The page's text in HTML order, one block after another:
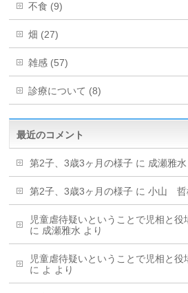
不食 (9)
畑 (27)
雑感 (57)
診療について (8)
最近のコメント
第2子、3歳3ヶ月の様子 に 成瀬雅水
第2子、3歳3ヶ月の様子 に小山 哲
児童虐待疑いということで児相と役
に 成瀬雅水 より
児童虐待疑いということで児相と役
に よ より